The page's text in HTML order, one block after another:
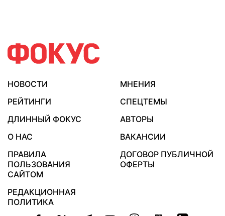
НОВОСТИ
МНЕНИЯ
РЕЙТИНГИ
СПЕЦТЕМЫ
ДЛИННЫЙ ФОКУС
АВТОРЫ
О НАС
ВАКАНСИИ
ПРАВИЛА
ПОЛЬЗОВАНИЯ
САЙТОМ
ДОГОВОР ПУБЛИЧНОЙ
ОФЕРТЫ
РЕДАКЦИОННАЯ
ПОЛИТИКА